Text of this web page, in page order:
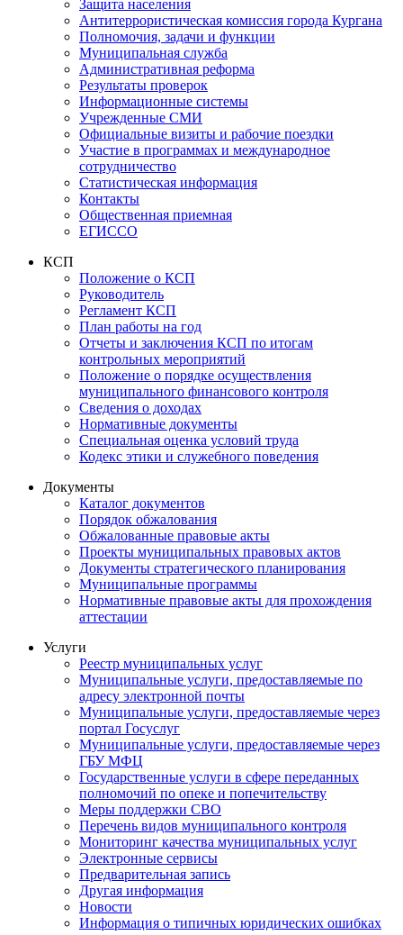
Защита населения
Антитеррористическая комиссия города Кургана
Полномочия, задачи и функции
Муниципальная служба
Административная реформа
Результаты проверок
Информационные системы
Учрежденные СМИ
Официальные визиты и рабочие поездки
Участие в программах и международное
сотрудничество
Статистическая информация
Контакты
Общественная приемная
ЕГИССО
КСП
Положение о КСП
Руководитель
Регламент КСП
План работы на год
Отчеты и заключения КСП по итогам
контрольных мероприятий
Положение о порядке осуществления
муниципального финансового контроля
Сведения о доходах
Нормативные документы
Специальная оценка условий труда
Кодекс этики и служебного поведения
Документы
Каталог документов
Порядок обжалования
Обжалованные правовые акты
Проекты муниципальных правовых актов
Документы стратегического планирования
Муниципальные программы
Нормативные правовые акты для прохождения
аттестации
Услуги
Реестр муниципальных услуг
Муниципальные услуги, предоставляемые по
адресу электронной почты
Муниципальные услуги, предоставляемые через
портал Госуслуг
Муниципальные услуги, предоставляемые через
ГБУ МФЦ
Государственные услуги в сфере переданных
полномочий по опеке и попечительству
Меры поддержки СВО
Перечень видов муниципального контроля
Мониторинг качества муниципальных услуг
Электронные сервисы
Предварительная запись
Другая информация
Новости
Информация о типичных юридических ошибках